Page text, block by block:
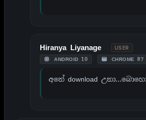
Hiranya Liyanage USER
ANDROID 10 CHROME 87
අනේ download